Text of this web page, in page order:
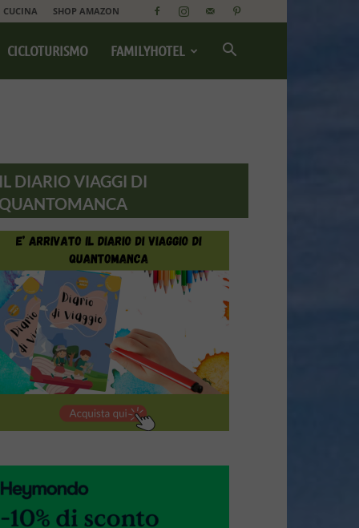
CUCINA SHOP AMAZON
CICLOTURISMO FAMILYHOTEL
DIARIO VIAGGI DI